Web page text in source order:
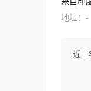
地址：-
近三